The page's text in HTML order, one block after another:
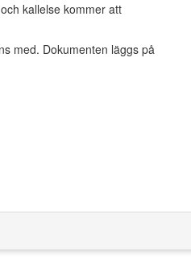
kallelse kommer att
med. Dokumenten läggs på